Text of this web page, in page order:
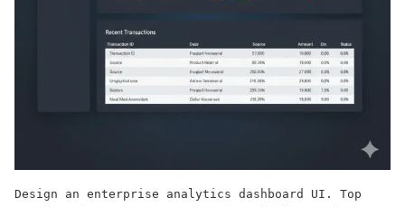
Design an enterprise analytics dashboard UI. Top